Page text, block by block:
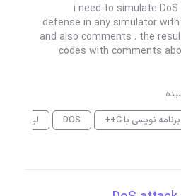
i need to simulate
defense in any simulator
and also comments . the
codes with comments
برنامه نویسی با C++ DOS لینوکس